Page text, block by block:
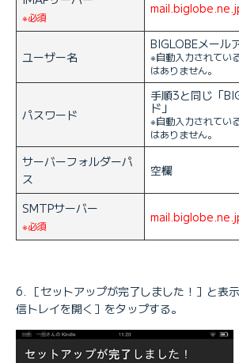
※必須
ユーザー名
BIGLOBEメール
※自動入力されてい
はありません。
パスワード
手順3と同じ「
ド」
※自動入力されてい
はありません。
サーバーフォルダーパ
ス
空欄
SMTPサーバー
※必須
［セットアップが完了しました！］と表
信トレイを開く］をタップする。